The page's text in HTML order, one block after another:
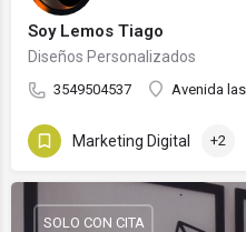
Soy Lemos Tiago
Diseños Personalizados
3549504537 Avenida
Marketing Digital +2
SOLO CON CITA